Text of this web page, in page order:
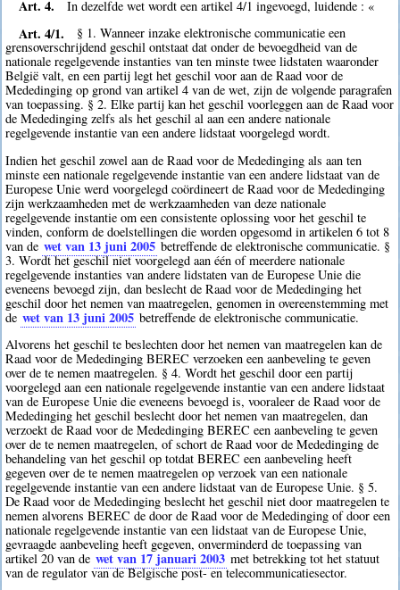
Art. 4. In dezelfde wet wordt een artikel 4/1 ingevoegd, luidende : «
Art. 4/1.
§ 1. Wanneer inzake elektronische communicatie een
grensoverschrijdend geschil ontstaat dat onder de bevoegdheid van de
nationale regelgevende instanties van ten minste twee lidstaten waaronder
België valt, en een partij legt het geschil voor aan de Raad voor de
Mededinging op grond van artikel 4 van de wet, zijn de volgende paragrafen
van toepassing. § 2. Elke partij kan het geschil voorleggen aan de Raad voor
de Mededinging zelfs als het geschil al aan een andere nationale
regelgevende instantie van een andere lidstaat voorgelegd wordt.
Indien het geschil zowel aan de Raad voor de Mededinging als aan ten
minste een nationale regelgevende instantie van een andere lidstaat van de
Europese Unie werd voorgelegd coördineert de Raad voor de Mededinging
zijn werkzaamheden met de werkzaamheden van deze nationale
regelgevende instantie om een consistente oplossing voor het geschil te
vinden, conform de doelstellingen die worden opgesomd in artikelen 6 tot 8
van de wet van 13 juni 2005 betreffende de elektronische communicatie. §
3. Wordt het geschil niet voorgelegd aan één of meerdere nationale
regelgevende instanties van andere lidstaten van de Europese Unie die
eveneens bevoegd zijn, dan beslecht de Raad voor de Mededinging het
geschil door het nemen van maatregelen, genomen in overeenstemming met
de wet van 13 juni 2005 betreffende de elektronische communicatie.
Alvorens het geschil te beslechten door het nemen van maatregelen kan de
Raad voor de Mededinging BEREC verzoeken een aanbeveling te geven
over de te nemen maatregelen. § 4. Wordt het geschil door een partij
voorgelegd aan een nationale regelgevende instantie van een andere lidstaat
van de Europese Unie die eveneens bevoegd is, vooraleer de Raad voor de
Mededinging het geschil beslecht door het nemen van maatregelen, dan
verzoekt de Raad voor de Mededinging BEREC een aanbeveling te geven
over de te nemen maatregelen, of schort de Raad voor de Mededinging de
behandeling van het geschil op totdat BEREC een aanbeveling heeft
gegeven over de te nemen maatregelen op verzoek van een nationale
regelgevende instantie van een andere lidstaat van de Europese Unie. § 5.
De Raad voor de Mededinging beslecht het geschil niet door maatregelen te
nemen alvorens BEREC de door de Raad voor de Mededinging of door een
nationale regelgevende instantie van een lidstaat van de Europese Unie,
gevraagde aanbeveling heeft gegeven, onverminderd de toepassing van
artikel 20 van de wet van 17 januari 2003 met betrekking tot het statuut
van de regulator van de Belgische post- en telecommunicatiesector.